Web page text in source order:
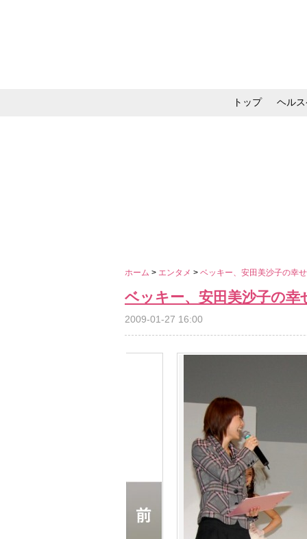
トップ ヘル
ホーム > エンタメ > ベッキー、安田美沙子の幸
ベッキー、安田美沙子の
2009-01-27 16:00